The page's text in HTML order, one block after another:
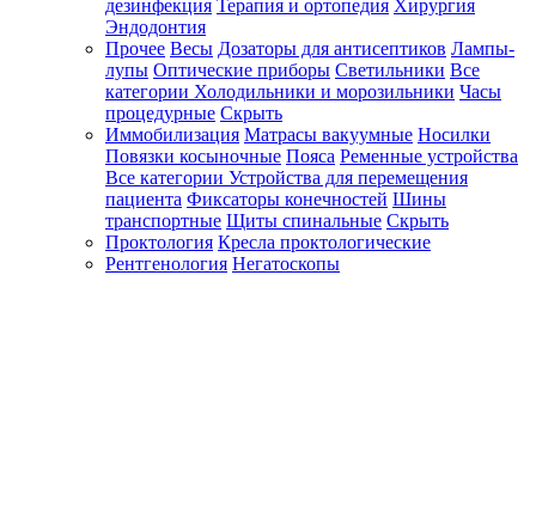
дезинфекция Терапия и ортопедия Хирургия
Эндодонтия
Прочее Весы Дозаторы для антисептиков Лампы-
лупы Оптические приборы Светильники Все
категории Холодильники и морозильники Часы
процедурные Скрыть
Иммобилизация Матрасы вакуумные Носилки
Повязки косыночные Пояса Ременные устройства
Все категории Устройства для перемещения
пациента Фиксаторы конечностей Шины
транспортные Щиты спинальные Скрыть
Проктология Кресла проктологические
Рентгенология Негатоскопы